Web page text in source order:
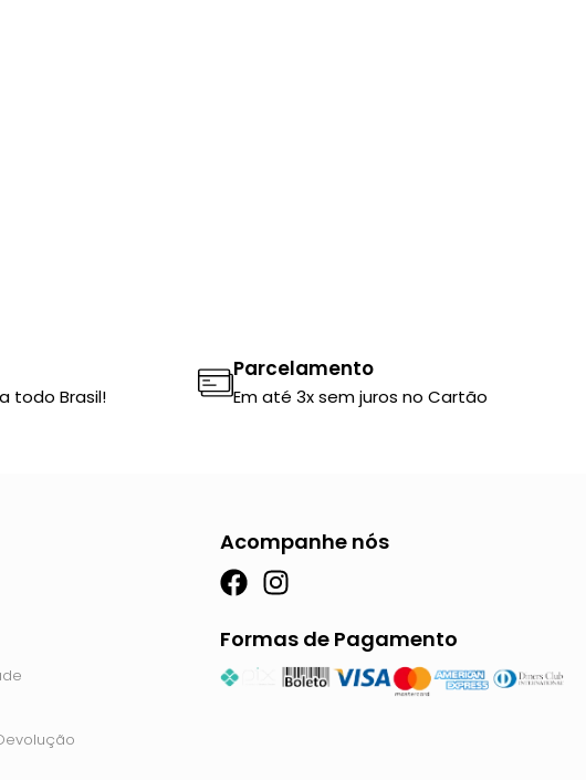
todo Brasil!
Parcelamento
Em até 3x sem juros no Cartão
Acompanhe nós
F
c
e
b
I
s
t
a
Formas de Pagamento